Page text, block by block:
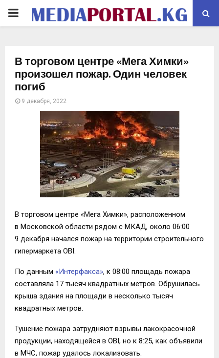
PRIMARY
В торговом центре «Мега Химки»
произошел пожар. Один человек
погиб
9 декабря, 2022
В торговом центре «Мега Химки», расположенном
в Московской области рядом с МКАД, около 06:00
9 декабря начался пожар на территории строительного
гипермаркета OBI.
По данным «Интерфакса», к 08:00 площадь пожара
составляла 17 тысяч квадратных метров. Обрушилась
крыша здания на площади в несколько тысяч
квадратных метров.
Тушение пожара затрудняют взрывы лакокрасочной
продукции, находящейся в OBI, но к 8:25, как объявили
в МЧС, пожар удалось локализовать.